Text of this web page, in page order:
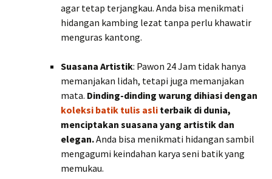
agar tetap terjangkau. Anda bisa menikmati
hidangan kambing lezat tanpa perlu khawatir
menguras kantong.
Suasana Artistik: Pawon 24 Jam tidak hanya
memanjakan lidah, tetapi juga memanjakan
mata. Dinding-dinding warung dihiasi dengan
koleksi batik tulis asli terbaik di dunia,
menciptakan suasana yang artistik dan
elegan.Anda bisa menikmati hidangan sambil
mengagumi keindahan karya seni batik yang
memukau.